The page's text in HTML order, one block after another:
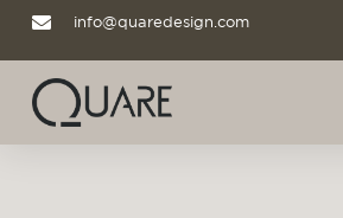
info@quaredesign.com